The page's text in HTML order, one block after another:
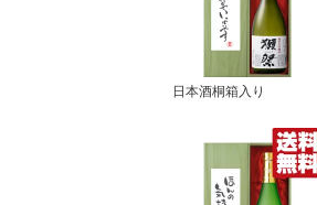
日本酒桐箱入り